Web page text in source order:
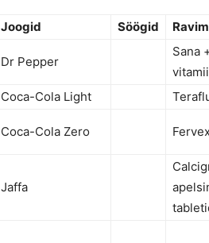
Joogid Söögid
Dr Pepper
Sana
Coca-Cola Light
Coca-Cola Zero
Jaffa